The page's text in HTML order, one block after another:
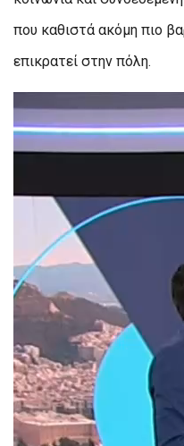
που καθιστά ακόμη πιο
επικρατεί στην πόλη.